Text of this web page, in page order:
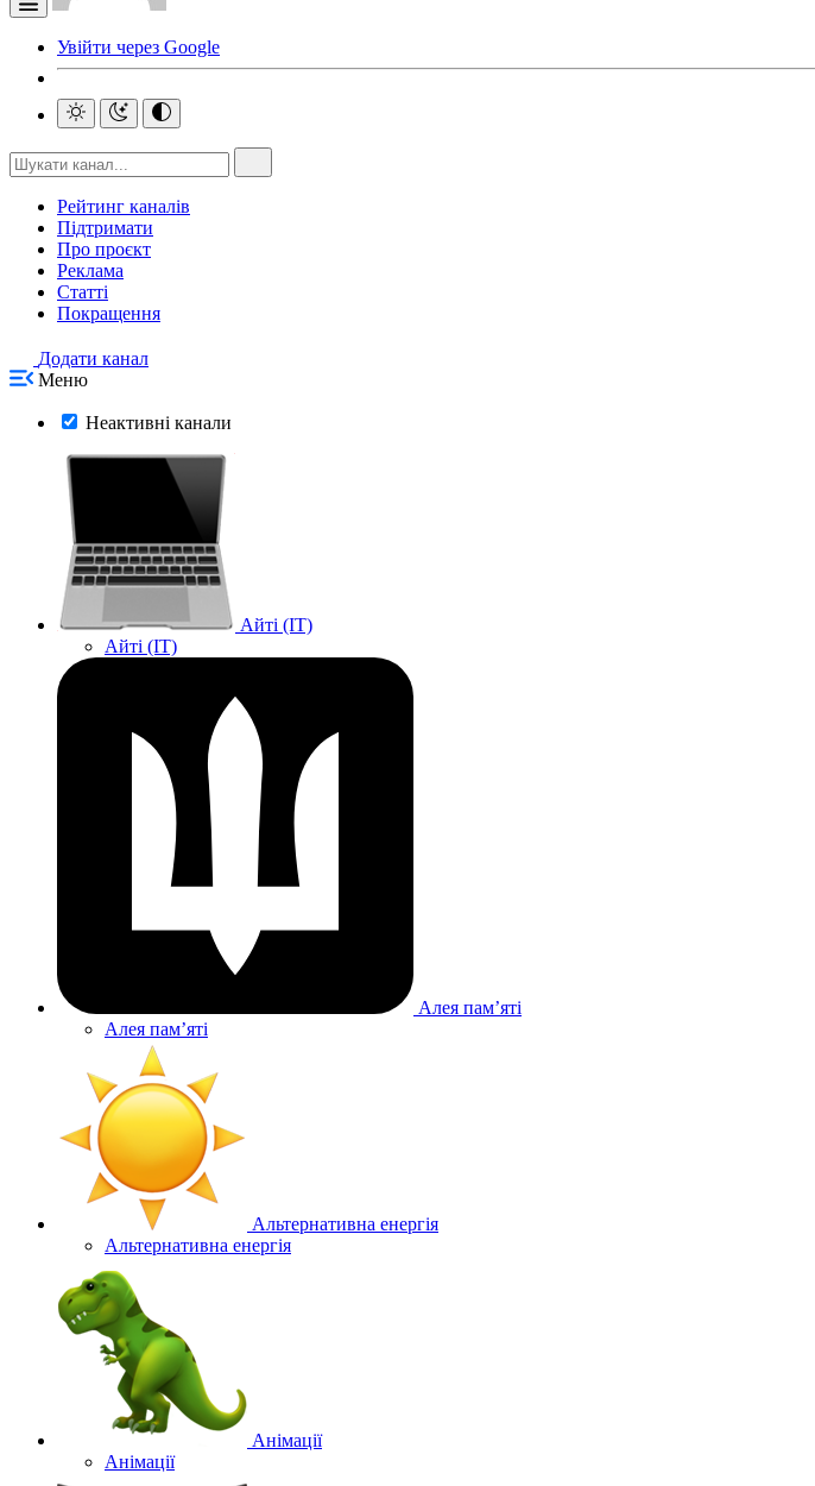
Увійти через Google
Рейтинг каналів
Підтримати
Про проєкт
Реклама
Статті
Покращення
Додати канал
Меню
Неактивні канали
Айті (IT)
Айті (IT)
Алея памʼяті
Алея памʼяті
Альтернативна енергія
Альтернативна енергія
Анімації
Анімації